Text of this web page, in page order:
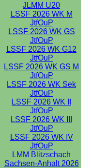
JLMM U20
LSSF 2026 WK M
JtfOuP
LSSF 2026 WK GS
JtfOuP
LSSF 2026 WK G12
JtfOuP
LSSF 2026 WK GS M
JtfOuP
LSSF 2026 WK Sek
JtfOuP
LSSF 2026 WK II
JtfOuP
LSSF 2026 WK III
JtfOuP
LSSF 2026 WK IV
JtfOuP
LMM Blitzschach
Sachsen-Anhalt 2026